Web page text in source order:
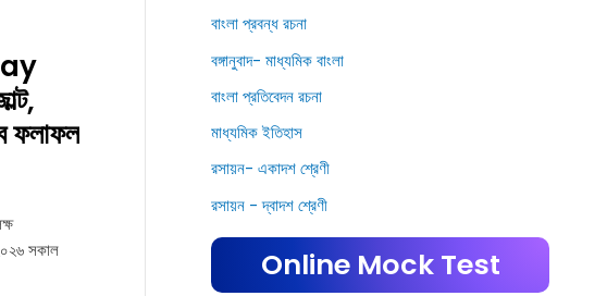
ফলাফল
সকাল
বাংলা প্রবন্ধ রচনা
বঙ্গানুবাদ- মাধ্যমিক বাংলা
বাংলা প্রতিবেদন রচনা
মাধ্যমিক ইতিহাস
রসায়ন- একাদশ শ্রেণী
রসায়ন - দ্বাদশ শ্রেণী
Online Mock Test